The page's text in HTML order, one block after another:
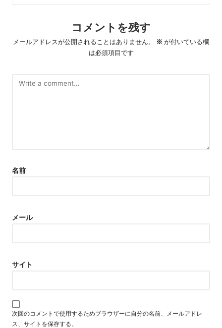
コメントを残す
メールアドレスが公開されることはありません。 ※ が付いている欄
は必須項目です
名前
メール
サイト
次回のコメントで使用するためブラウザーに自分の名前、メールアドレ
ス、サイトを保存する。